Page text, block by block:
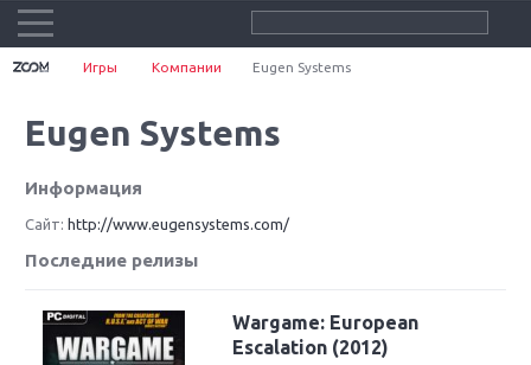
Игры Компании Eugen Systems
Eugen Systems
Информация
Сайт: http://www.eugensystems.com/
Последние релизы
Wargame: European
Escalation (2012)